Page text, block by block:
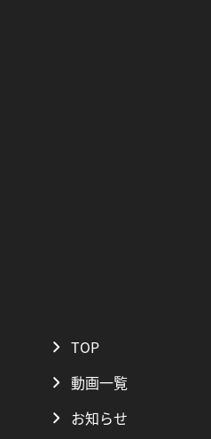
TOP
動画一覧
お知らせ